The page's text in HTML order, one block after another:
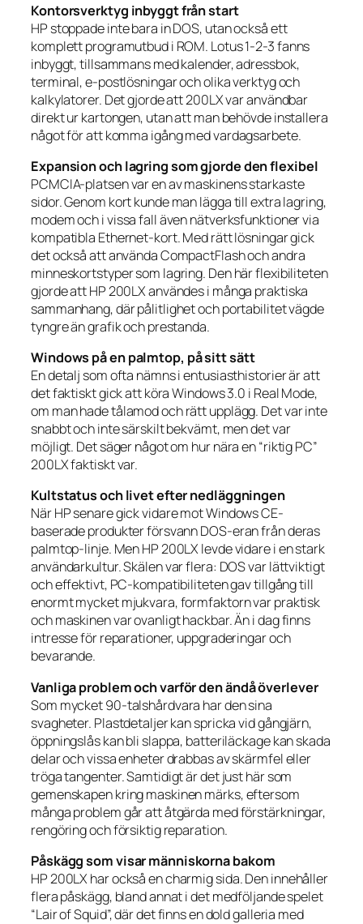
Kontorsverktyg inbyggt från start
HP stoppade inte bara in DOS, utan också ett
komplett programutbud i ROM. Lotus 1-2-3 fanns
inbyggt, tillsammans med kalender, adressbok,
terminal, e-postlösningar och olika verktyg och
kalkylatorer. Det gjorde att 200LX var användbar
direkt ur kartongen, utan att man behövde installera
något för att komma igång med vardagsarbete.
Expansion och lagring som gjorde den flexibel
PCMCIA-platsen var en av maskinens starkaste
sidor. Genom kort kunde man lägga till extra lagring,
modem och i vissa fall även nätverksfunktioner via
kompatibla Ethernet-kort. Med rätt lösningar gick
det också att använda CompactFlash och andra
minneskortstyper som lagring. Den här flexibiliteten
gjorde att HP 200LX användes i många praktiska
sammanhang, där pålitlighet och portabilitet vägde
tyngre än grafik och prestanda.
Windows på en palmtop, på sitt sätt
En detalj som ofta nämns i entusiasthistorier är att
det faktiskt gick att köra Windows 3.0 i Real Mode,
om man hade tålamod och rätt upplägg. Det var inte
snabbt och inte särskilt bekvämt, men det var
möjligt. Det säger något om hur nära en “riktig PC”
200LX faktiskt var.
Kultstatus och livet efter nedläggningen
När HP senare gick vidare mot Windows CE-
baserade produkter försvann DOS-eran från deras
palmtop-linje. Men HP 200LX levde vidare i en stark
användarkultur. Skälen var flera: DOS var lättviktigt
och effektivt, PC-kompatibiliteten gav tillgång till
enormt mycket mjukvara, formfaktorn var praktisk
och maskinen var ovanligt hackbar. Än i dag finns
intresse för reparationer, uppgraderingar och
bevarande.
Vanliga problem och varför den ändå överlever
Som mycket 90-talshårdvara har den sina
svagheter. Plastdetaljer kan spricka vid gångjärn,
öppningslås kan bli slappa, batteriläckage kan skada
delar och vissa enheter drabbas av skärmfel eller
tröga tangenter. Samtidigt är det just här som
gemenskapen kring maskinen märks, eftersom
många problem går att åtgärda med förstärkningar,
rengöring och försiktig reparation.
Påskägg som visar människorna bakom
HP 200LX har också en charmig sida. Den innehåller
flera påskägg, bland annat i det medföljande spelet
“Lair of Squid”, där det finns en dold galleria med